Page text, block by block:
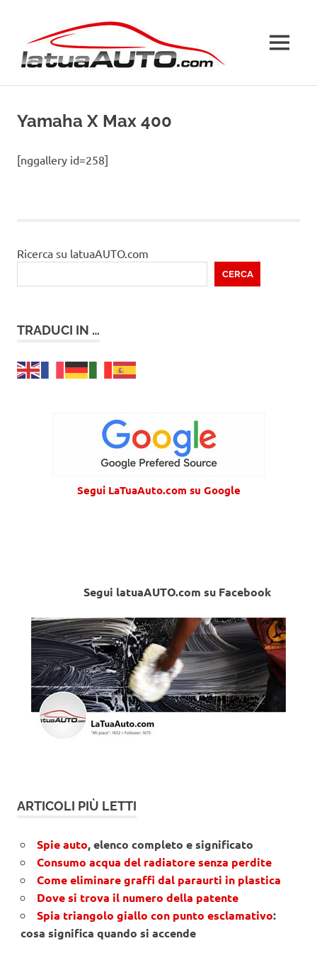
contenuto
MENU
Yamaha X Max 400
[nggallery id=258]
Ricerca su latuaAUTO.com
CERCA
TRADUCI IN …
Segui LaTuaAuto.com su Google
Segui latuaAUTO.com su Facebook
ARTICOLI PIÙ LETTI
Spie auto, elenco completo e significato
Consumo acqua del radiatore senza perdite
Come eliminare graffi dal paraurti in plastica
Dove si trova il numero della patente
Spia triangolo giallo con punto esclamativo:
cosa significa quando si accende